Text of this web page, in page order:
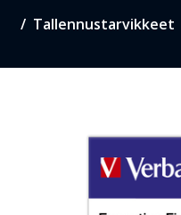
Tallennustarvikkeet